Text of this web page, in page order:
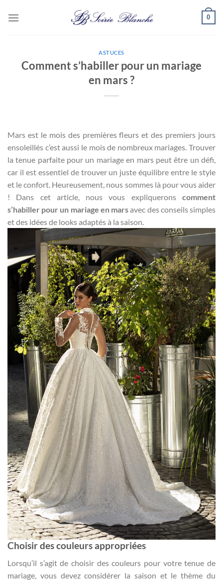
0
ASTUCES
Comment s’habiller pour un mariage
en mars ?
Mars est le mois des premières fleurs et des premiers jours
ensoleillés c’est aussi le mois de nombreux mariages. Trouver
la tenue parfaite pour un mariage en mars peut être un défi,
car il est essentiel de trouver un juste équilibre entre le style
et le confort. Heureusement, nous sommes là pour vous aider
! Dans cet article, nous vous expliquerons comment
s’habiller pour un mariage en marsavec des conseils simples
et des idées de looks adaptés à la saison.
Choisir des couleurs appropriées
Lorsqu’il s’agit de choisir des couleurs pour votre tenue de
mariage, vous devez considérer la saison et le thème du